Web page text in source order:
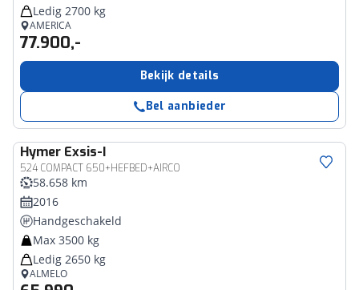
Ledig 2700 kg
AMERICA
77.900,-
Bekijk details
Bel aanbieder
Hymer Exsis-I
524 COMPACT 650+HEFBED+AIRCO
58.658 km
2016
Handgeschakeld
Max 3500 kg
Ledig 2650 kg
ALMELO